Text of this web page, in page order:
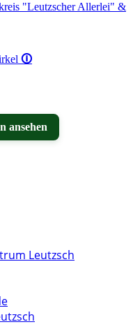
"Leutzscher Allerlei" &
🛈
ansehen
Leutzsch